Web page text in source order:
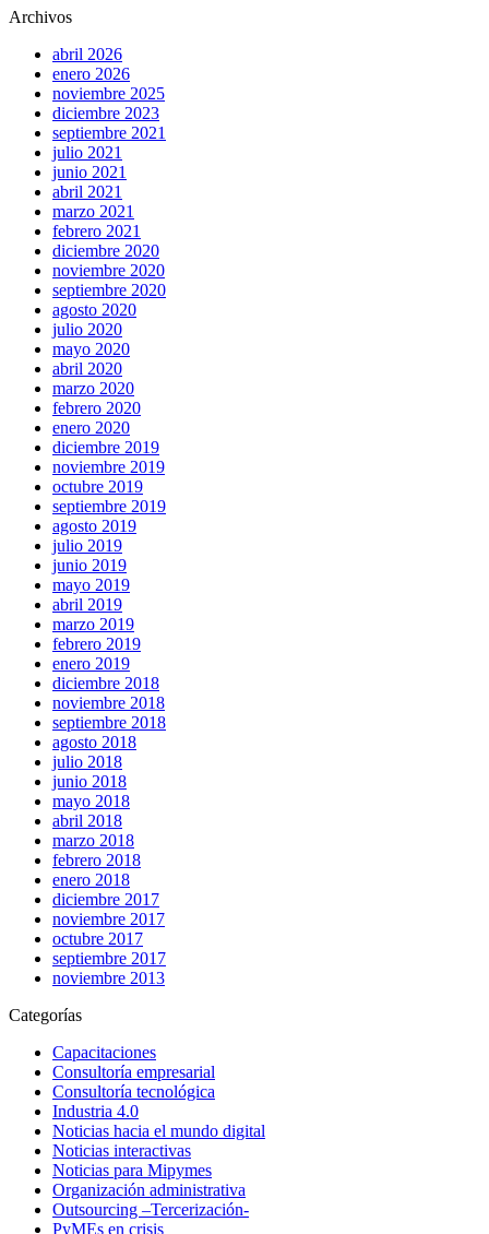
Archivos
abril 2026
enero 2026
noviembre 2025
diciembre 2023
septiembre 2021
julio 2021
junio 2021
abril 2021
marzo 2021
febrero 2021
diciembre 2020
noviembre 2020
septiembre 2020
agosto 2020
julio 2020
mayo 2020
abril 2020
marzo 2020
febrero 2020
enero 2020
diciembre 2019
noviembre 2019
octubre 2019
septiembre 2019
agosto 2019
julio 2019
junio 2019
mayo 2019
abril 2019
marzo 2019
febrero 2019
enero 2019
diciembre 2018
noviembre 2018
septiembre 2018
agosto 2018
julio 2018
junio 2018
mayo 2018
abril 2018
marzo 2018
febrero 2018
enero 2018
diciembre 2017
noviembre 2017
octubre 2017
septiembre 2017
noviembre 2013
Categorías
Capacitaciones
Consultoría empresarial
Consultoría tecnológica
Industria 4.0
Noticias hacia el mundo digital
Noticias interactivas
Noticias para Mipymes
Organización administrativa
Outsourcing –Tercerización-
PyMEs en crisis